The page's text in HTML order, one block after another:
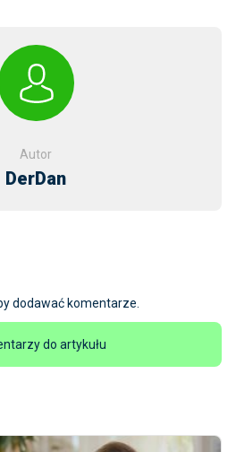
Autor
DerDan
dodawać komentarze.
do artykułu